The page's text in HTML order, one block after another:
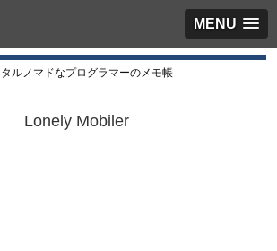
MENU
ルノマドなプログラマーのメモ帳
Lonely Mobiler